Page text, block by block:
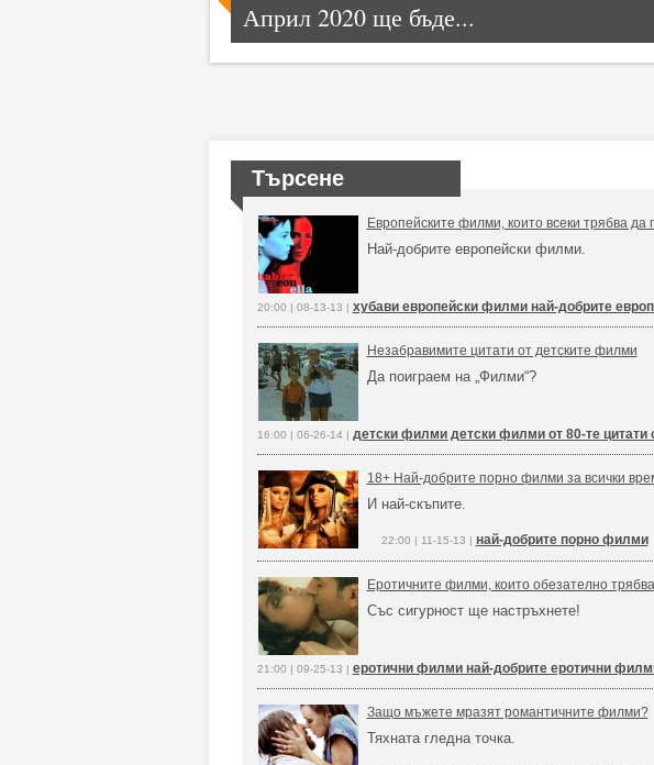
Април 2020 ще бъде...
Търсене
Европейските филми, които всеки трябва да
Най-добрите европейски филми.
20:00 | 08-13-13 | хубави европейски филми най-добрите
Незабравимите цитати от детските филми
Да поиграем на „Филми“?
16:00 | 06-26-14 | детски филми детски филми от 80-те
18+ Най-добрите порно филми за всички
И най-скъпите.
22:00 | 11-15-13 | най-добрите порно филми
Еротичните филми, които обезателно
Със сигурност ще настръхнете!
21:00 | 09-25-13 | еротични филми най-добрите еротични
Защо мъжете мразят романтичните филми?
Тяхната гледна точка.